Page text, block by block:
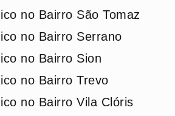
no Bairro São Tomaz
no Bairro Serrano
no Bairro Sion
no Bairro Trevo
no Bairro Vila Clóris